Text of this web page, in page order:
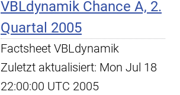
VBLdynamik Chance A, 2.
Quartal 2005
Factsheet VBLdynamik
Zuletzt aktualisiert: Mon Jul 18
22:00:00 UTC 2005